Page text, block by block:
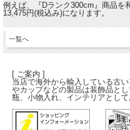
例えば、『Dランク300cm』商品を
13,475円(税込み)になります。
一覧へ
[ ご案内 ]
当店で海外から輸入している古
やカップなどの製品は装飾品と
瓶、小物入れ、インテリアとして